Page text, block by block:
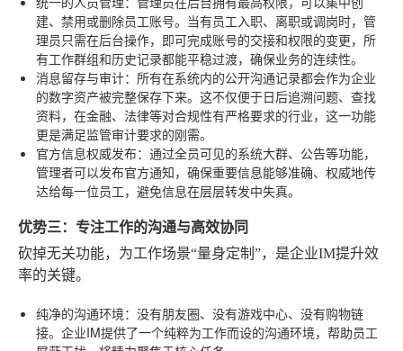
建、禁用或删除员工账号。当有员工入职、离职或调岗时，管
理员只需在后台操作，即可完成账号的交接和权限的变更，所
有工作群组和历史记录都能平稳过渡，确保业务的连续性。
消息留存与审计：所有在系统内的公开沟通记录都会作为企业
的数字资产被完整保存下来。这不仅便于日后追溯问题、查找
资料，在金融、法律等对合规性有严格要求的行业，这一功能
更是满足监管审计要求的刚需。
官方信息权威发布：通过全员可见的系统大群、公告等功能，
管理者可以发布官方通知，确保重要信息能够准确、权威地传
达给每一位员工，避免信息在层层转发中失真。
优势三：专注工作的沟通与高效协同
砍掉无关功能，为工作场景“量身定制”，是企业IM提升效
率的关键。
纯净的沟通环境：没有朋友圈、没有游戏中心、没有购物链
接。企业IM提供了一个纯粹为工作而设的沟通环境，帮助员工